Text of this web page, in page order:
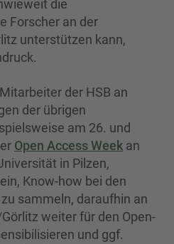
die
Forscher an der
unterstützen kann,
der HSB an
der übrigen
am 26. und
Open Access Week an
in Pilzen,
Know-how bei den
sammeln, daraufhin an
weiter für den Open-
und ggf.